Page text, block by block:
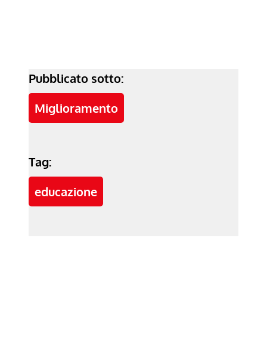
Pubblicato sotto:
Miglioramento
Tag:
educazione